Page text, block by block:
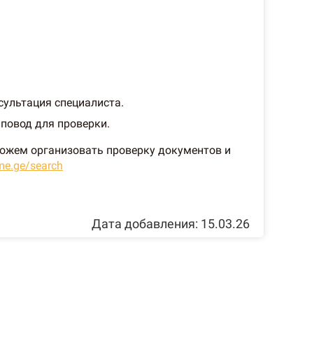
специалиста.
для проверки.
организовать проверку документов и
search
Дата добавления: 15.03.26